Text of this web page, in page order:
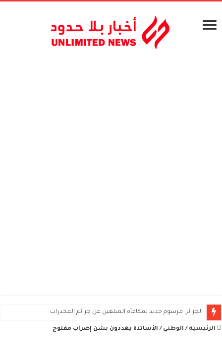
الجزائر: مرسوم جديد لمكافأة المبلغين عن جرائم المخدرات
الرئيسية / الوطني / الأساتذة يهددون بشن إضراب مفتوح